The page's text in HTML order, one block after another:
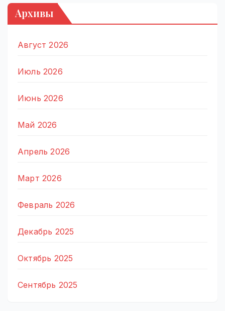
Архивы
Август 2026
Июль 2026
Июнь 2026
Май 2026
Апрель 2026
Март 2026
Февраль 2026
Декабрь 2025
Октябрь 2025
Сентябрь 2025